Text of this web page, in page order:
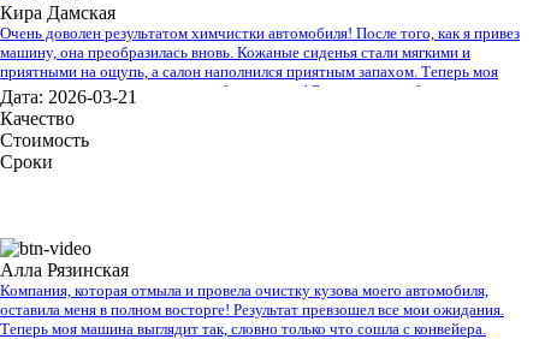
Кира Дамская
Очень доволен результатом химчистки автомобиля! После того, как я привез
машину, она преобразилась вновь. Кожаные сиденья стали мягкими и
приятными на ощупь, а салон наполнился приятным запахом. Теперь моя
машина выглядит и чувствует себя как новая! Большое спасибо за
профессиональную работу!
Дата: 2026-03-21
Качество
Стоимость
Сроки
Алла Рязинская
Компания, которая отмыла и провела очистку кузова моего автомобиля,
оставила меня в полном восторге! Результат превзошел все мои ожидания.
Теперь моя машина выглядит так, словно только что сошла с конвейера.